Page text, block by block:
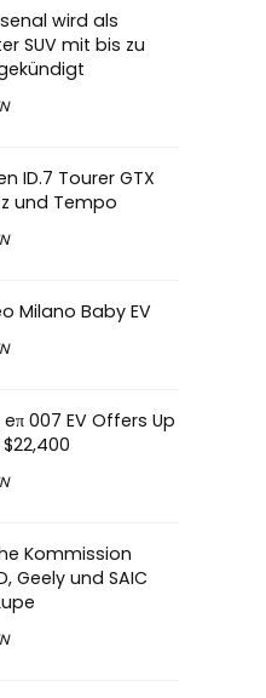
wird als
SUV mit bis zu
ID.7 Tourer GTX
und Tempo
Milano Baby EV
007 EV Offers Up
Kommission
Geely und SAIC